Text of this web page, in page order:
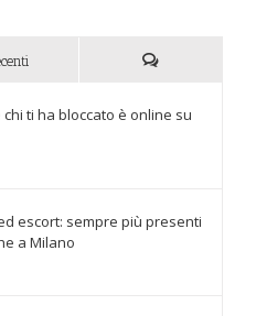
ti ha bloccato è online su
escort: sempre più presenti
a Milano